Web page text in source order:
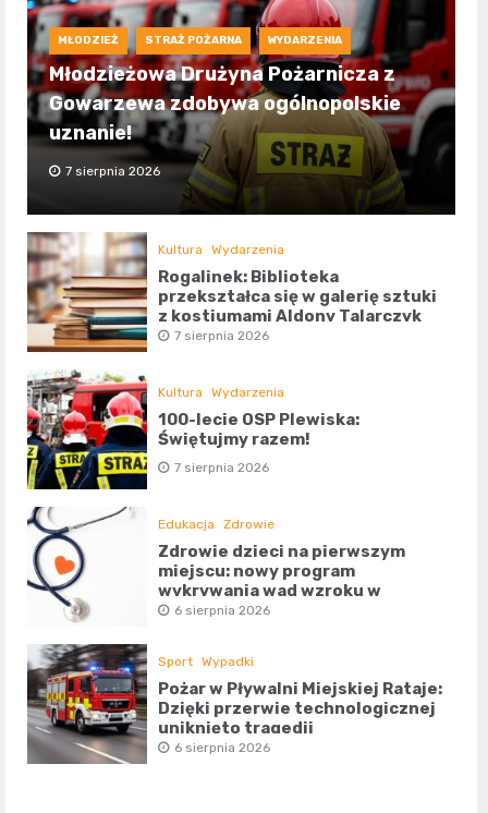
MŁODZIEŻ STRAŻ POŻARNA WYDARZENIA
Młodzieżowa Drużyna Pożarnicza z
Gowarzewa zdobywa ogólnopolskie
uznanie!
7 sierpnia 2026
Kultura Wydarzenia
Rogalinek: Biblioteka
przekształca się w galerię sztuki
z kostiumami Aldony Talarczyk
7 sierpnia 2026
Kultura Wydarzenia
100-lecie OSP Plewiska:
Świętujmy razem!
7 sierpnia 2026
Edukacja Zdrowie
Zdrowie dzieci na pierwszym
miejscu: nowy program
wykrywania wad wzroku w
powiecie poznańskim
6 sierpnia 2026
Sport Wypadki
Pożar w Pływalni Miejskiej Rataje:
Dzięki przerwie technologicznej
uniknięto tragedii
6 sierpnia 2026